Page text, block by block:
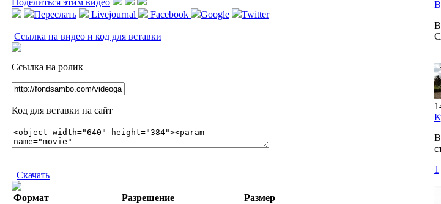
Переслать
Livejournal Facebook Google Twitter
Ссылка на видео и код для вставки
Ссылка на ролик
Код для вставки на сайт
Скачать
Формат Разрешение
Размер
1